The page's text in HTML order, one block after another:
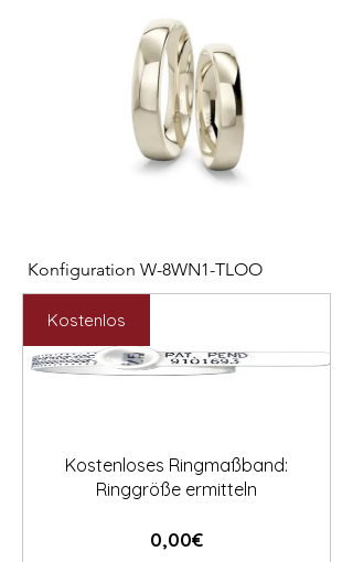
Konfiguration W-8WN1-TLOO
Preis
2.547,00 €
Preis
Kostenlos
Kostenloses Ringmaßband:
Ringgröße ermitteln
0,00€Preis